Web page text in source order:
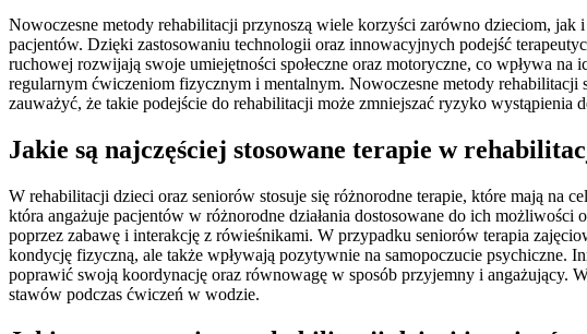
Nowoczesne metody rehabilitacji przynoszą wiele korzyści zarówno dzieciom,
pacjentów. Dzięki zastosowaniu technologii oraz innowacyjnych podejść
ruchowej rozwijają swoje umiejętności społeczne oraz motoryczne, co wpływa
regularnym ćwiczeniom fizycznym i mentalnym. Nowoczesne metody rehabilitacji
zauważyć, że takie podejście do rehabilitacji może zmniejszać ryzyko
Jakie są najczęściej stosowane terapie w
W rehabilitacji dzieci oraz seniorów stosuje się różnorodne terapie, które mają na
która angażuje pacjentów w różnorodne działania dostosowane do ich
poprzez zabawę i interakcję z rówieśnikami. W przypadku seniorów terapia
kondycję fizyczną, ale także wpływają pozytywnie na samopoczucie psychiczne.
poprawić swoją koordynację oraz równowagę w sposób przyjemny i angażujący.
stawów podczas ćwiczeń w wodzie.